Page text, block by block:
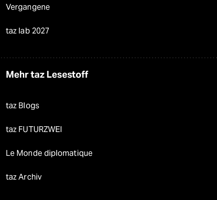
Vergangene
taz lab 2027
Mehr taz Lesestoff
taz Blogs
taz FUTURZWEI
Le Monde diplomatique
taz Archiv